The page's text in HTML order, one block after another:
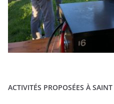
ACTIVITÉS PROPOSÉES À SAINT